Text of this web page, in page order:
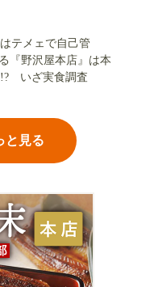
テメェで自己管
『野沢屋本店』は本
!? いざ実食調査
と見る